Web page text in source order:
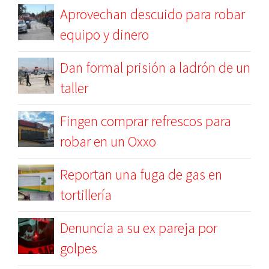
Aprovechan descuido para robar
equipo y dinero
Dan formal prisión a ladrón de un
taller
Fingen comprar refrescos para
robar en un Oxxo
Reportan una fuga de gas en
tortillería
Denuncia a su ex pareja por
golpes